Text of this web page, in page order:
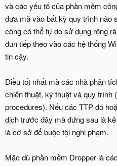
và các yếu tố của phần mềm
đưa mã vào bất kỳ quy trình nào
công có thể tự do sử dụng rộng
đun tiếp theo vào các hệ thống
tin cậy.
Điều tốt nhất mà các nhà phân
chiến thuật, kỹ thuật và quy trình
procedures). Nếu các TTP đó
dịch trước đây mà đứng sau là
là cơ sở để buộc tội nghi phạm.
Mặc dù phần mềm Dropper là